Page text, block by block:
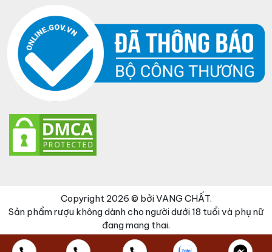
Copyright 2026 © bởi VANG CHẤT.
Sản phẩm rượu không dành cho người dưới 18 tuổi và phụ nữ
đang mang thai.